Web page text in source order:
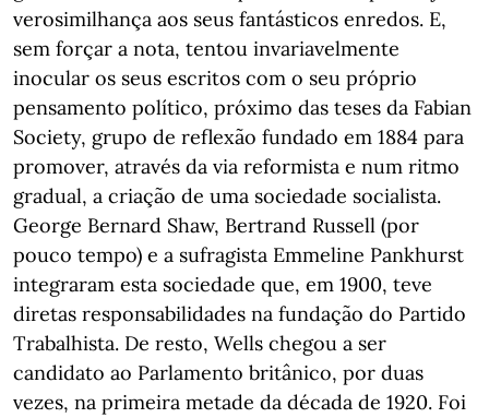
verosimilhança aos seus fantásticos enredos. E,
sem forçar a nota, tentou invariavelmente
inocular os seus escritos com o seu próprio
pensamento político, próximo das teses da Fabian
Society, grupo de reflexão fundado em 1884 para
promover, através da via reformista e num ritmo
gradual, a criação de uma sociedade socialista.
George Bernard Shaw, Bertrand Russell (por
pouco tempo) e a sufragista Emmeline Pankhurst
integraram esta sociedade que, em 1900, teve
diretas responsabilidades na fundação do Partido
Trabalhista. De resto, Wells chegou a ser
candidato ao Parlamento britânico, por duas
vezes, na primeira metade da década de 1920. Foi